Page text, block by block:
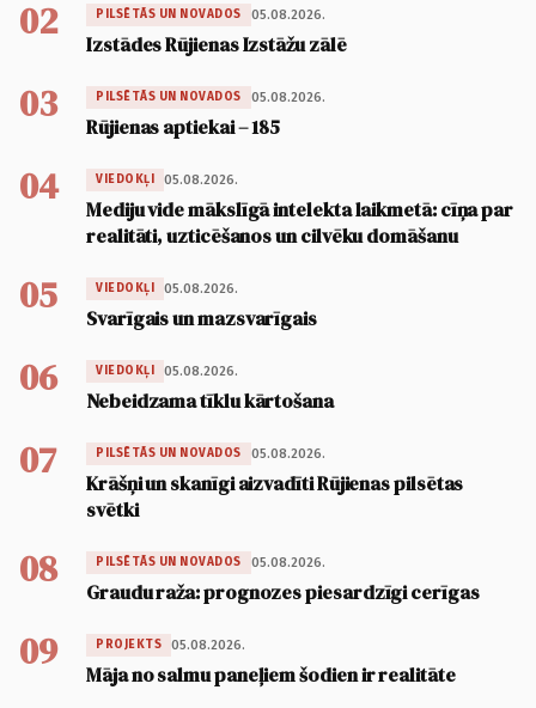
02 PILSĒTĀS UN NOVADOS 05.08.2026.
Izstādes Rūjienas Izstāžu zālē
03 PILSĒTĀS UN NOVADOS 05.08.2026.
Rūjienas aptiekai – 185
04 VIEDOKĻI 05.08.2026.
Mediju vide mākslīgā intelekta laikmetā: cīņa par
realitāti, uzticēšanos un cilvēku domāšanu
05 VIEDOKĻI 05.08.2026.
Svarīgais un mazsvarīgais
06 VIEDOKĻI 05.08.2026.
Nebeidzama tīklu kārtošana
07 PILSĒTĀS UN NOVADOS 05.08.2026.
Krāšņi un skanīgi aizvadīti Rūjienas pilsētas
svētki
08 PILSĒTĀS UN NOVADOS 05.08.2026.
Graudu raža: prognozes piesardzīgi cerīgas
09 PROJEKTS 05.08.2026.
Māja no salmu paneļiem šodien ir realitāte